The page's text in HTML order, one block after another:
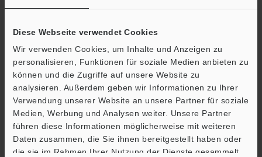
Diese Webseite verwendet Cookies
Wir verwenden Cookies, um Inhalte und Anzeigen zu
personalisieren, Funktionen für soziale Medien anbieten zu
können und die Zugriffe auf unsere Website zu
analysieren. Außerdem geben wir Informationen zu Ihrer
Verwendung unserer Website an unsere Partner für soziale
Medien, Werbung und Analysen weiter. Unsere Partner
führen diese Informationen möglicherweise mit weiteren
Daten zusammen, die Sie ihnen bereitgestellt haben oder
die sie im Rahmen Ihrer Nutzung der Dienste gesammeltSupport